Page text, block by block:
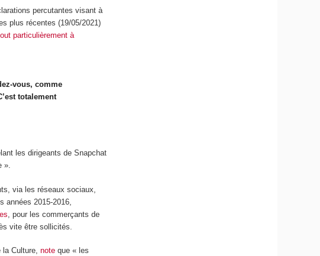
percutantes visant à
plus récentes (19/05/2021)
particulièrement à
vous, comme
totalement
les dirigeants de Snapchat
».
via les réseaux sociaux,
années 2015-2016,
, pour les commerçants de
vite être sollicités.
la Culture,note que « les